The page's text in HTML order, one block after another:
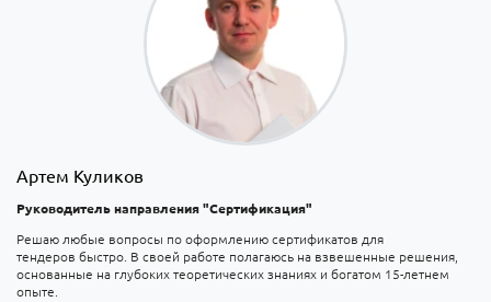
Артем Куликов
Руководитель направления "Сертификация"
Решаю любые вопросы по оформлению сертификатов для
тендеров быстро. В своей работе полагаюсь на взвешенные решения,
основанные на глубоких теоретических знаниях и богатом 15-летнем
опыте.